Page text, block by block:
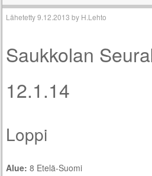
Lähetetty9.12.2013 by H.Lehto
Saukkolan
12.1.14
Loppi
Alue:8 Etelä-Suomi